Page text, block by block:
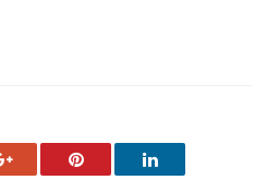
Google+ Pinterest LinkedIn